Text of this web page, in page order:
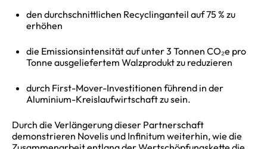
den durchschnittlichen Recyclinganteil auf 75 % zu
erhöhen
die Emissionsintensität auf unter 3 Tonnen CO₂e pro
Tonne ausgeliefertem Walzprodukt zu reduzieren
durch First-Mover-Investitionen führend in der
Aluminium-Kreislaufwirtschaft zu sein.
Durch die Verlängerung dieser Partnerschaft
demonstrieren Novelis und Infinitum weiterhin, wie die